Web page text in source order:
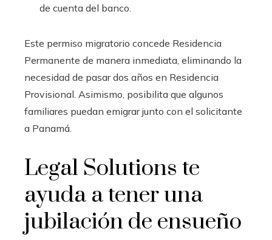
de cuenta del banco.
Este permiso migratorio concede Residencia
Permanente de manera inmediata, eliminando la
necesidad de pasar dos años en Residencia
Provisional. Asimismo, posibilita que algunos
familiares puedan emigrar junto con el solicitante
a Panamá.
Legal Solutions te
ayuda a tener una
jubilación de ensueño